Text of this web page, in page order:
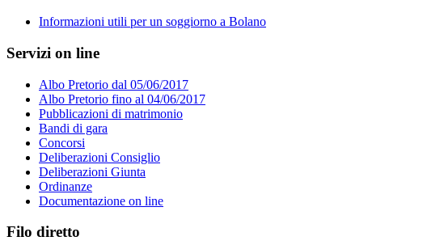
Informazioni utili per un soggiorno a Bolano
Servizi on line
Albo Pretorio dal 05/06/2017
Albo Pretorio fino al 04/06/2017
Pubblicazioni di matrimonio
Bandi di gara
Concorsi
Deliberazioni Consiglio
Deliberazioni Giunta
Ordinanze
Documentazione on line
Filo diretto